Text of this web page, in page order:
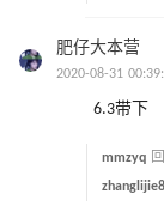
肥仔大本营
2020-08-31
6.3带下
mmzyq